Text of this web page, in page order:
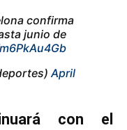
confirma
junio de
April
con el